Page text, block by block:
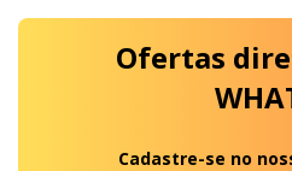
Ofertas
Cadastre-se no